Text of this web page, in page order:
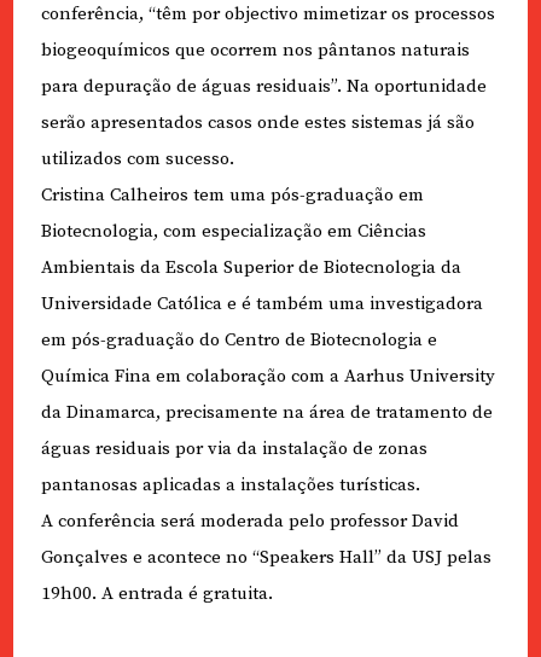
conferência, “têm por objectivo mimetizar os processos
biogeoquímicos que ocorrem nos pântanos naturais
para depuração de águas residuais”. Na oportunidade
serão apresentados casos onde estes sistemas já são
utilizados com sucesso.
Cristina Calheiros tem uma pós-graduação em
Biotecnologia, com especialização em Ciências
Ambientais da Escola Superior de Biotecnologia da
Universidade Católica e é também uma investigadora
em pós-graduação do Centro de Biotecnologia e
Química Fina em colaboração com a Aarhus University
da Dinamarca, precisamente na área de tratamento de
águas residuais por via da instalação de zonas
pantanosas aplicadas a instalações turísticas.
A conferência será moderada pelo professor David
Gonçalves e acontece no “Speakers Hall” da USJ pelas
19h00. A entrada é gratuita.